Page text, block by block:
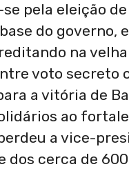
pela eleição
do governo,
na
voto secreto
a vitória de
ao
a vice-
cerca de